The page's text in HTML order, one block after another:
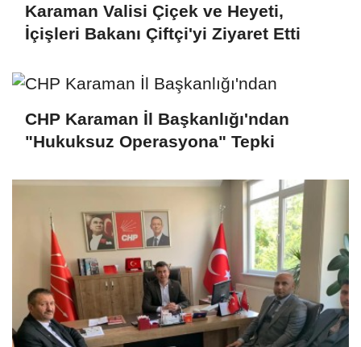
Karaman Valisi Çiçek ve Heyeti,
İçişleri Bakanı Çiftçi'yi Ziyaret Etti
CHP Karaman İl Başkanlığı'ndan
"Hukuksuz Operasyona" Tepki